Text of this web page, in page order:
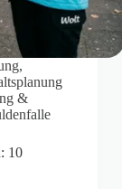
,
&
10